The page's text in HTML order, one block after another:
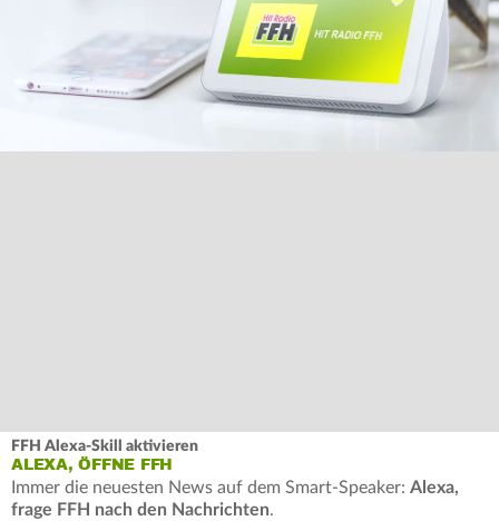
FFH Alexa-Skill aktivieren
ALEXA, ÖFFNE FFH
Immer die neuesten News auf dem Smart-Speaker: Alexa,
frage FFH nach den Nachrichten.